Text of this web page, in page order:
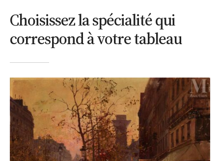
Choisissez la spécialité qui
correspond à votre tableau